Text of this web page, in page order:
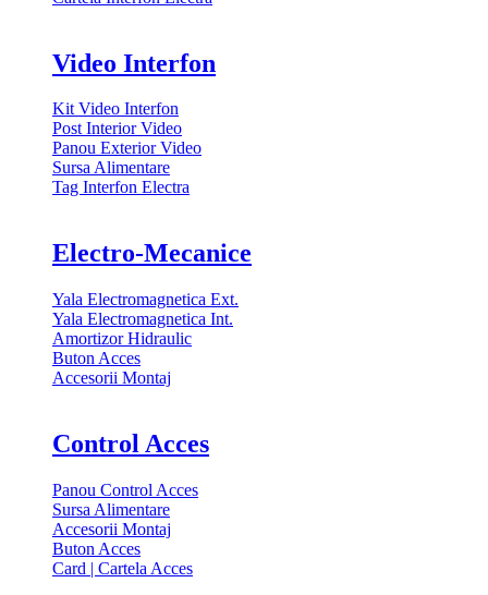
Video Interfon
Kit Video Interfon
Post Interior Video
Panou Exterior Video
Sursa Alimentare
Tag Interfon Electra
Electro-Mecanice
Yala Electromagnetica Ext.
Yala Electromagnetica Int.
Amortizor Hidraulic
Buton Acces
Accesorii Montaj
Control Acces
Panou Control Acces
Sursa Alimentare
Accesorii Montaj
Buton Acces
Card | Cartela Acces